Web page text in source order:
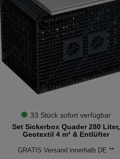
33 Stück sofort verfügbar
Set Sickerbox Quader 280 Liter,
Geotextil 4 m² & Entlüfter
GRATIS Versand innerhalb DE **